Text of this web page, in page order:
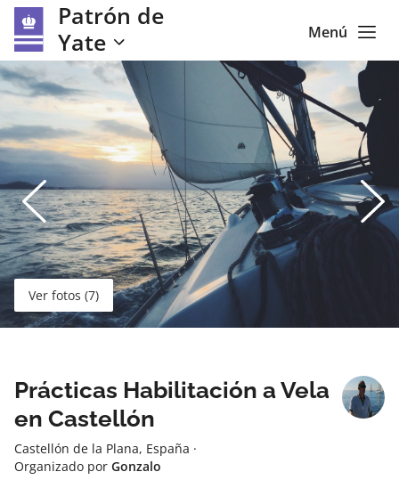
Patrón de
Yate
Menú
Ver fotos (7)
Prácticas Habilitación a Vela
en Castellón
Castellón de la Plana, España ·
Organizado por Gonzalo